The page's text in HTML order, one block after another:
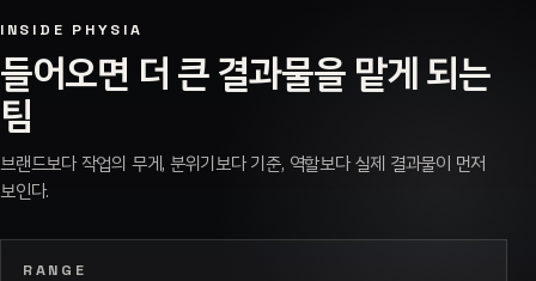
INSIDE PHYSIA
들어오면 더 큰 결과물을 맡게 되는
팀
브랜드보다 작업의 무게, 분위기보다 기준, 역할보다 실제 결과물이 먼저
보인다.
RANGE